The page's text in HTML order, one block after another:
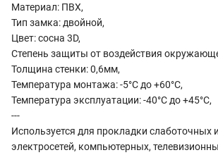
Материал: ПВХ,
Тип замка: двойной,
Цвет: сосна 3D,
Степень защиты от воздействия
Толщина стенки: 0,6мм,
Температура монтажа: -5°С до +60°С,
Температура эксплуатации: -40°С до +45°С,
---
Используется для прокладки слаботочных
электросетей, компьютерных,